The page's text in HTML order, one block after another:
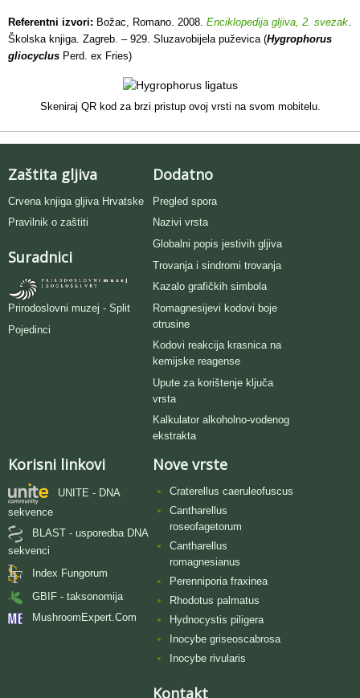
Referentni izvori: Božac, Romano. 2008. Enciklopedija gljiva, 2. svezak.
Školska knjiga. Zagreb. – 929. Sluzavobijela puževica (Hygrophorus
gliocyclus Perd. ex Fries)
Skeniraj QR kod za brzi pristup ovoj vrsti na svom mobitelu.
Zaštita gljiva
Crvena knjiga gljiva Hrvatske
Pravilnik o zaštiti
Suradnici
Prirodoslovni muzej - Split
Pojedinci
Dodatno
Pregled spora
Nazivi vrsta
Globalni popis jestivih gljiva
Trovanja i sindromi trovanja
Kazalo grafičkih simbola
Romagnesijevi kodovi boje
otrusine
Kodovi reakcija krasnica na
kemijske reagense
Upute za korištenje ključa
vrsta
Kalkulator alkoholno-vodenog
ekstrakta
Korisni linkovi
UNITE - DNA
sekvence
BLAST - usporedba DNA
sekvenci
Index Fungorum
GBIF - taksonomija
MushroomExpert.Com
Nove vrste
Craterellus caeruleofuscus
Cantharellus
roseofagetorum
Cantharellus
romagnesianus
Perenniporia fraxinea
Rhodotus palmatus
Hydnocystis piligera
Inocybe griseoscabrosa
Inocybe rivularis
Kontakt